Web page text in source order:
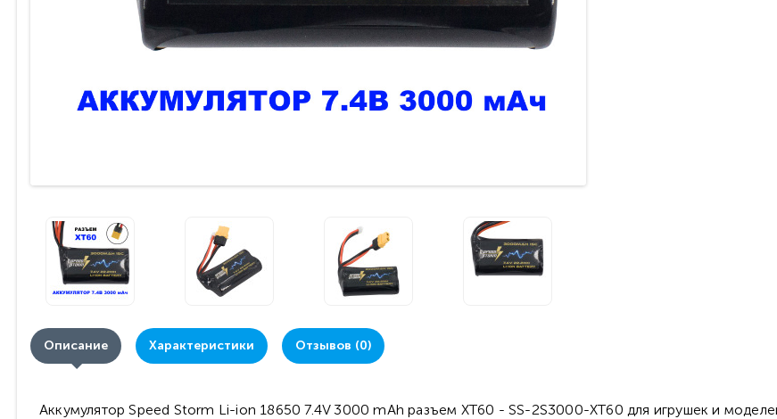
Описание Характеристики Отзывов (0)
Аккумулятор Speed Storm Li-ion 18650 7.4V 3000 mAh разъем XT60 - SS-2S3000-XT60 для игрушек и